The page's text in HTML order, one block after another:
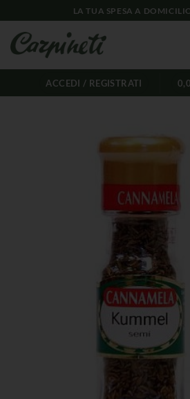
LA TUA SPESA A
ACCEDI / REGISTRATI